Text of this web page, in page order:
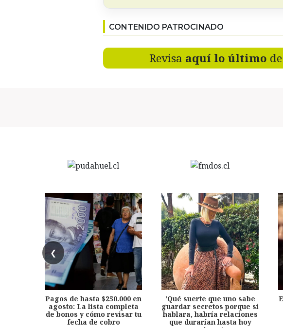
CONTENIDO PATROCINADO
Revisa aquí lo último
❮
Pagos de hasta $250.000 en
agosto: La lista completa
de bonos y cómo revisar tu
fecha de cobro
'Qué suerte que uno sabe
guardar secretos porque si
hablara, habría relaciones
que durarían hasta hoy